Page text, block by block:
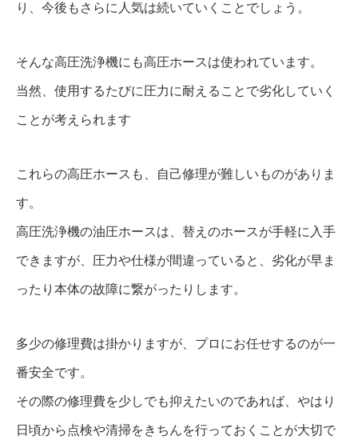
り、今後もさらに人気は続いていくことでしょう。
そんな高圧洗浄機にも高圧ホースは使われています。
当然、使用するたびに圧力に耐えることで劣化していく
ことが考えられます
これらの高圧ホースも、自己修理が難しいものがありま
す。
高圧洗浄機の油圧ホースは、替えのホースが手軽に入手
できますが、圧力や仕様が間違っていると、劣化が早ま
ったり本体の故障に繋がったりします。
多少の修理費は掛かりますが、プロにお任せするのが一
番安全です。
その際の修理費を少しでも抑えたいのであれば、やはり
日頃から点検や清掃をきちんを行っておくことが大切で